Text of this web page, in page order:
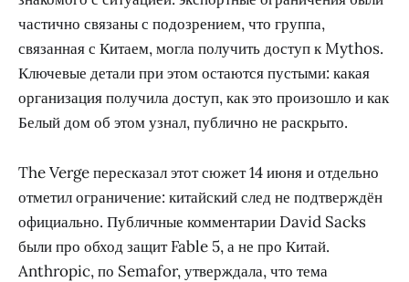
частично связаны с подозрением, что группа,
связанная с Китаем, могла получить доступ к Mythos.
Ключевые детали при этом остаются пустыми: какая
организация получила доступ, как это произошло и как
Белый дом об этом узнал, публично не раскрыто.
The Verge пересказал этот сюжет 14 июня и отдельно
отметил ограничение: китайский след не подтверждён
официально. Публичные комментарии David Sacks
были про обход защит Fable 5, а не про Китай.
Anthropic, по Semafor, утверждала, что тема